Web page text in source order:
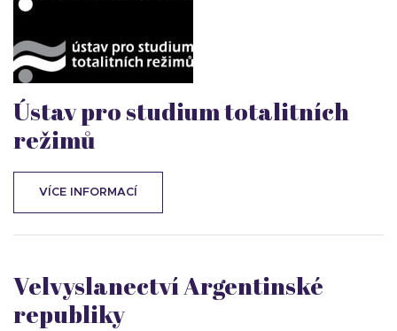
Ústav pro studium totalitních
režimů
VÍCE INFORMACÍ
Velvyslanectví Argentinské
republiky